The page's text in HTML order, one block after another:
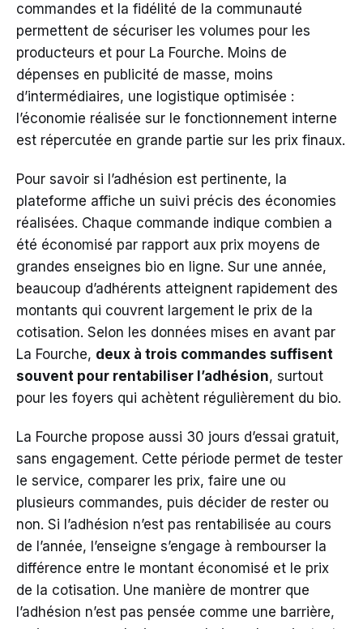
commandes et la fidélité de la communauté
permettent de sécuriser les volumes pour les
producteurs et pour La Fourche. Moins de
dépenses en publicité de masse, moins
d’intermédiaires, une logistique optimisée :
l’économie réalisée sur le fonctionnement interne
est répercutée en grande partie sur les prix finaux.
Pour savoir si l’adhésion est pertinente, la
plateforme affiche un suivi précis des économies
réalisées. Chaque commande indique combien a
été économisé par rapport aux prix moyens de
grandes enseignes bio en ligne. Sur une année,
beaucoup d’adhérents atteignent rapidement des
montants qui couvrent largement le prix de la
cotisation. Selon les données mises en avant par
La Fourche, deux à trois commandes suffisent
souvent pour rentabiliser l’adhésion, surtout
pour les foyers qui achètent régulièrement du bio.
La Fourche propose aussi 30 jours d’essai gratuit,
sans engagement. Cette période permet de tester
le service, comparer les prix, faire une ou
plusieurs commandes, puis décider de rester ou
non. Si l’adhésion n’est pas rentabilisée au cours
de l’année, l’enseigne s’engage à rembourser la
différence entre le montant économisé et le prix
de la cotisation. Une manière de montrer que
l’adhésion n’est pas pensée comme une barrière,